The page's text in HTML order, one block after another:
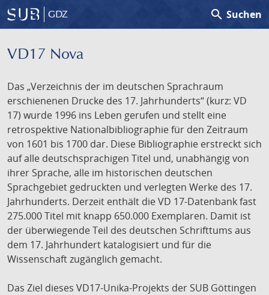
GDZ search Suchen
VD17 Nova
Das „Verzeichnis der im deutschen Sprachraum
erschienenen Drucke des 17. Jahrhunderts“ (kurz: VD
17) wurde 1996 ins Leben gerufen und stellt eine
retrospektive Nationalbibliographie für den Zeitraum
von 1601 bis 1700 dar. Diese Bibliographie erstreckt sich
auf alle deutschsprachigen Titel und, unabhängig von
ihrer Sprache, alle im historischen deutschen
Sprachgebiet gedruckten und verlegten Werke des 17.
Jahrhunderts. Derzeit enthält die VD 17-Datenbank fast
275.000 Titel mit knapp 650.000 Exemplaren. Damit ist
der überwiegende Teil des deutschen Schrifttums aus
dem 17. Jahrhundert katalogisiert und für die
Wissenschaft zugänglich gemacht.
Das Ziel dieses VD17-Unika-Projekts der SUB Göttingen